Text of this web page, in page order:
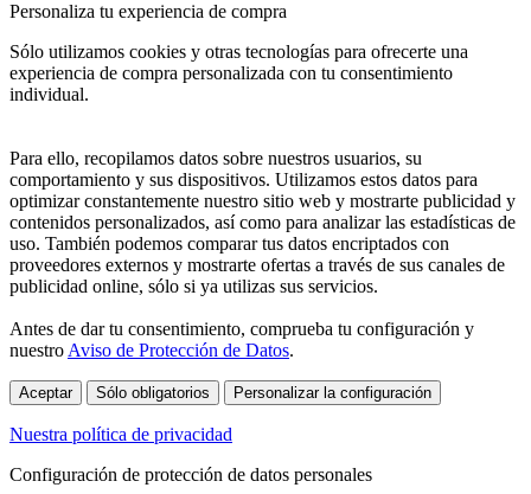
Personaliza tu experiencia de compra
Sólo utilizamos cookies y otras tecnologías para ofrecerte una
experiencia de compra personalizada con tu consentimiento
individual.
Para ello, recopilamos datos sobre nuestros usuarios, su
comportamiento y sus dispositivos. Utilizamos estos datos para
optimizar constantemente nuestro sitio web y mostrarte publicidad y
contenidos personalizados, así como para analizar las estadísticas de
uso. También podemos comparar tus datos encriptados con
proveedores externos y mostrarte ofertas a través de sus canales de
publicidad online, sólo si ya utilizas sus servicios.
Antes de dar tu consentimiento, comprueba tu configuración y
nuestroAviso de Protección de Datos.
Aceptar Sólo obligatorios Personalizar la configuración
Nuestra política de privacidad
Configuración de protección de datos personales